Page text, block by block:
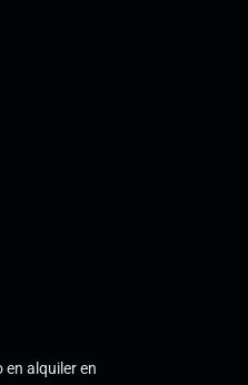
alquiler en